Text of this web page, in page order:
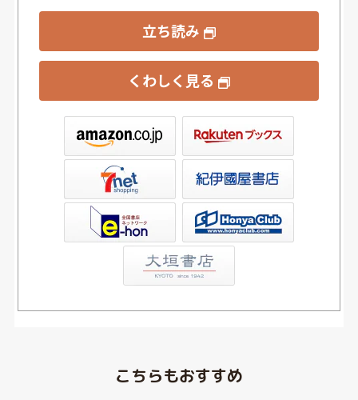
立ち読み
くわしく見る
書店ウェブストア
こちらもおすすめ